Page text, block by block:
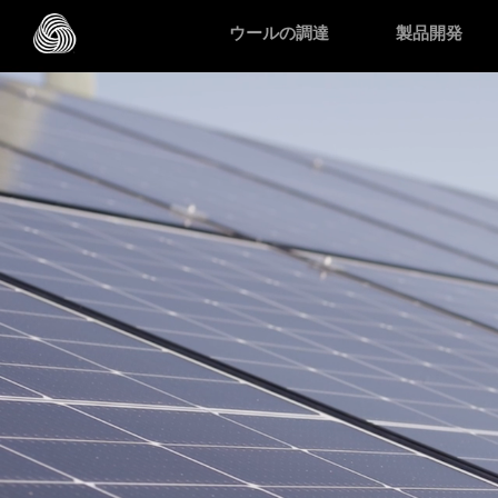
スキップする
ウールの調達 製品開発